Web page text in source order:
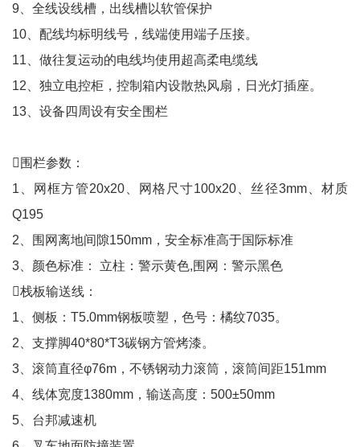
9、全线设线槽，出线槽以软管保护
10、配线均标明线号，线端使用端子压接。
11、做往复运动的电线均使用超高柔电缆线
12、独立电控柜，控制箱内设散热风扇，日光灯插座。
13、设备四周设有安全围栏
围栏参数：
1、网框方管20x20、网格尺寸100x20、丝径3mm、材质
Q195
2、围网离地间隙150mm，安全标准高于国际标准
3、颜色标准： 立柱：警示黄色,围网：警示黑色
栈板输送线：
1、侧板：T5.0mm钢板喷塑，色号：橘纹7035。
2、支撑脚40*80*T3碳钢方管烤漆。
3、滚筒直径φ76m，不锈钢动力滚筒，滚筒间距151mm
4、线体宽度1380mm，输送高度：500±50mm
5、台邦减速机